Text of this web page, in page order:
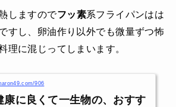
しますのでフッ素系フライパンはは
すし、卵油作り以外でも微量ずつ怖
理に混じってしまいます。
906
康に良くて一生物の、おすす